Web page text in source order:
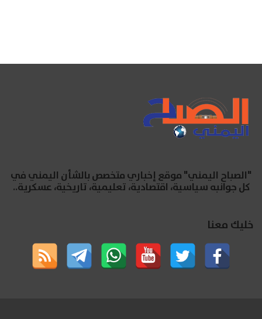
"الصباح اليمني" موقع إخباري متخصص بالشأن اليمني في
كل جوانبه سياسية، اقتصادية، تعليمية، تاريخية، عسكرية..
خليك معنا